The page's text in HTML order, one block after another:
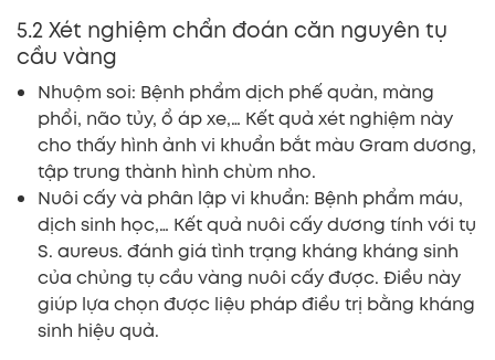
5.2 Xét nghiệm chẩn đoán căn nguyên tụ
cầu vàng
Nhuộm soi: Bệnh phẩm dịch phế quản, màng
phổi, não tủy, ổ áp xe,… Kết quả xét nghiệm này
cho thấy hình ảnh vi khuẩn bắt màu Gram dương,
tập trung thành hình chùm nho.
Nuôi cấy và phân lập vi khuẩn: Bệnh phẩm máu,
dịch sinh học,… Kết quả nuôi cấy dương tính với tụ
S. aureus. đánh giá tình trạng kháng kháng sinh
của chủng tụ cầu vàng nuôi cấy được. Điều này
giúp lựa chọn được liệu pháp điều trị bằng kháng
sinh hiệu quả.